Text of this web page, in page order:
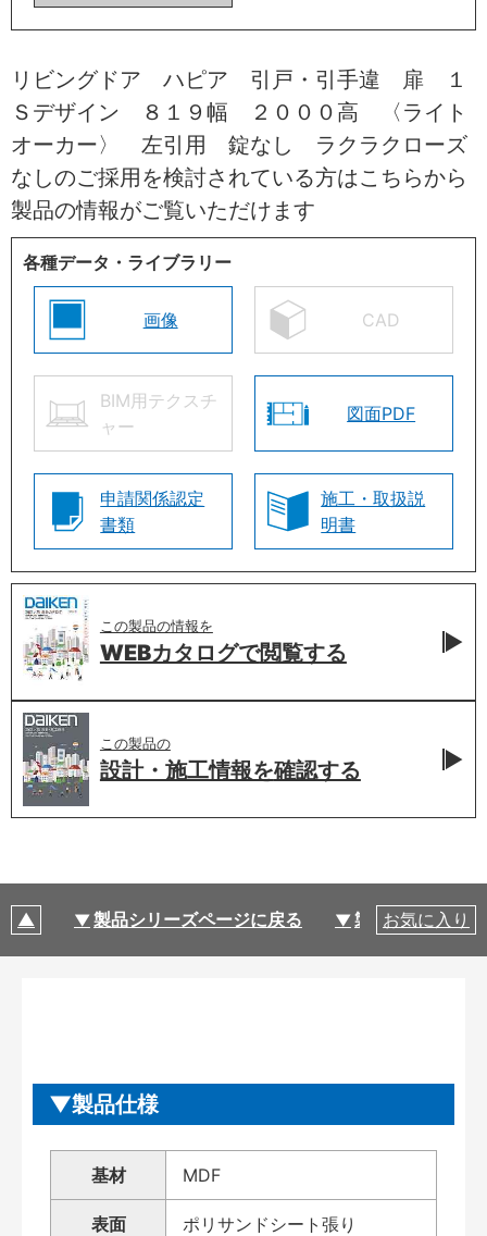
リビングドア ハピア 引戸・引手違 扉 １
Ｓデザイン ８１９幅 ２０００高 〈ライト
オーカー〉 左引用 錠なし ラクラクローズ
なしのご採用を検討されている方はこちらから
製品の情報がご覧いただけます
各種データ・ライブラリー
画像 CAD
BIM用テクスチ
ャー
図面PDF
申請関係認定
書類
施工・取扱説
明書
この製品の情報を
WEBカタログで閲覧する
この製品の
設計・施工情報を確認する
製品シリーズページに戻る 製品仕様
お気に入り
製品仕様
基材 MDF
表面 ポリサンドシート張り